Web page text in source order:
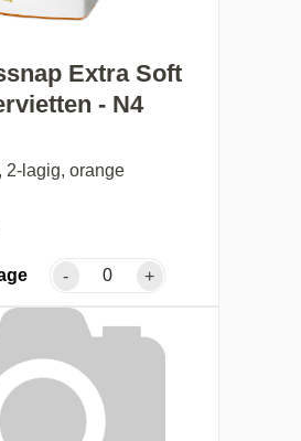
Extra Soft
- N4
2-lagig, orange
- +